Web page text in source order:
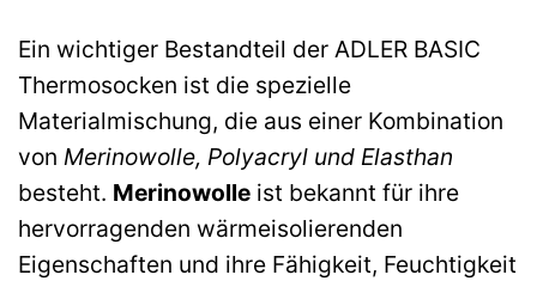
Ein wichtiger Bestandteil der ADLER BASIC
Thermosocken ist die spezielle
Materialmischung, die aus einer Kombination
von Merinowolle, Polyacryl und Elasthan
besteht. Merinowolle ist bekannt für ihre
hervorragenden wärmeisolierenden
Eigenschaften und ihre Fähigkeit, Feuchtigkeit